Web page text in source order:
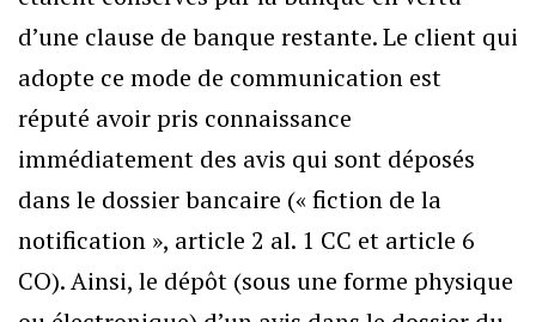
d’une clause de banque restante. Le client qui
adopte ce mode de communication est
réputé avoir pris connaissance
immédiatement des avis qui sont déposés
dans le dossier bancaire (« fiction de la
notification », article 2 al. 1 CC et article 6
CO). Ainsi, le dépôt (sous une forme physique